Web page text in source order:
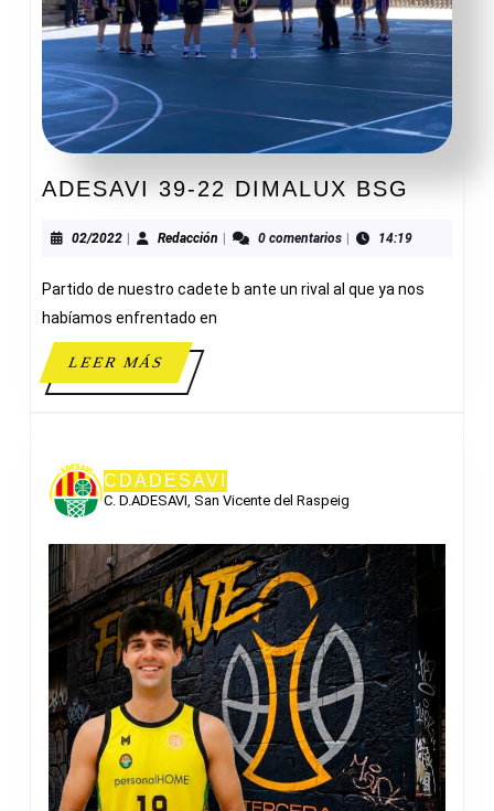
ADESAVI 39-22 DIMALUX BSG
22
BSG
02/202202/2022Redacción Redacción0 comentarios 14:19
Partido de nuestro cadete b ante un rival al que ya nos
habíamos enfrentado en
LEER MÁSLEER
MÁS
CDADESAVI
C. D.ADESAVI, San Vicente del Raspeig